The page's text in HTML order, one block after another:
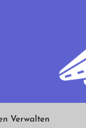
Verwalten